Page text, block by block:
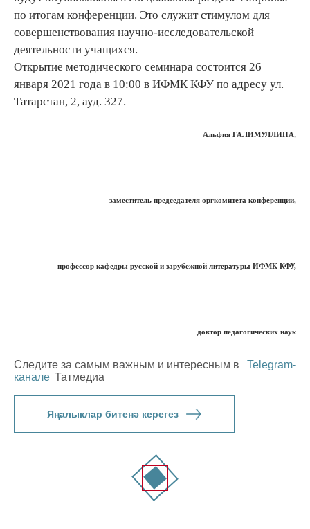
по итогам конференции. Это служит стимулом для
совершенствования научно-исследовательской
деятельности учащихся.
Открытие методического семинара состоится 26
января 2021 года в 10:00 в ИФМК КФУ по адресу ул.
Татарстан, 2, ауд. 327.
Альфия ГАЛИМУЛЛИНА,
заместитель председателя оргкомитета конференции,
профессор кафедры русской и зарубежной литературы ИФМК КФУ,
доктор педагогических наук
Следите за самым важным и интересным в
Telegram-
канале Татмедиа
Яңалыклар битенә керегез